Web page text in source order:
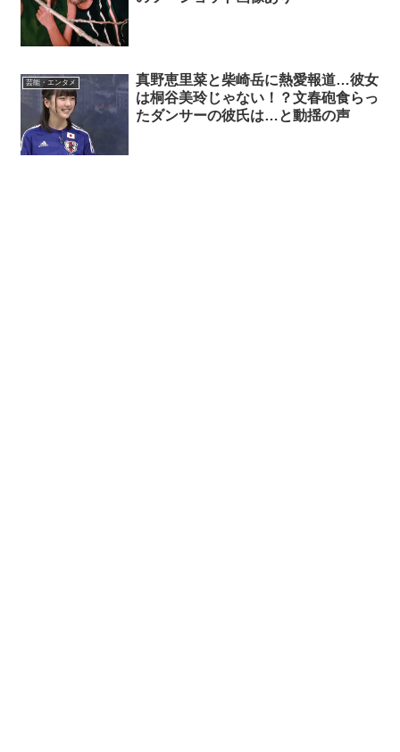
芸能・エンタメ
真野恵里菜と柴崎岳に熱愛報道…彼女
は桐谷美玲じゃない！？文春砲食らっ
たダンサーの彼氏は…と動揺の声